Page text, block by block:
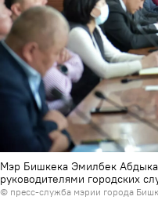
Мэр Бишкека Эмилбек
руководителями городских
© пресс-служба мэрии города